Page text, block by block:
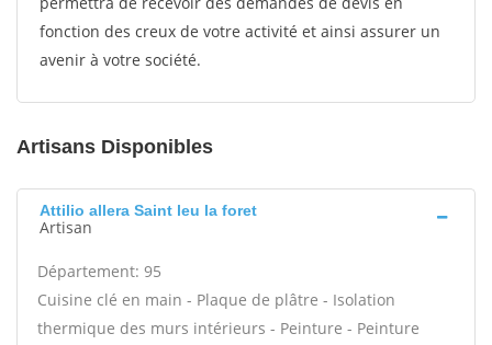
fonction des creux de votre activité et ainsi assurer un
avenir à votre société.
Artisans Disponibles
Attilio allera Saint leu la foret
Artisan
Département: 95
Cuisine clé en main - Plaque de plâtre - Isolation
thermique des murs intérieurs - Peinture - Peinture